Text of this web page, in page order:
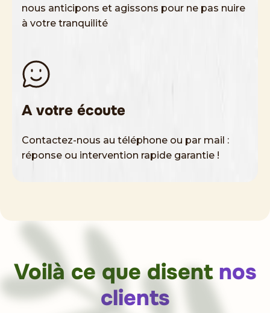
nous anticipons et agissons pour ne pas nuire
à votre tranquilité
A votre écoute
Contactez-nous au téléphone ou par mail :
réponse ou intervention rapide garantie !
Voilà ce que disent nos
clients